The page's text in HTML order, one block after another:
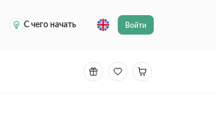
С чего начать
Войти